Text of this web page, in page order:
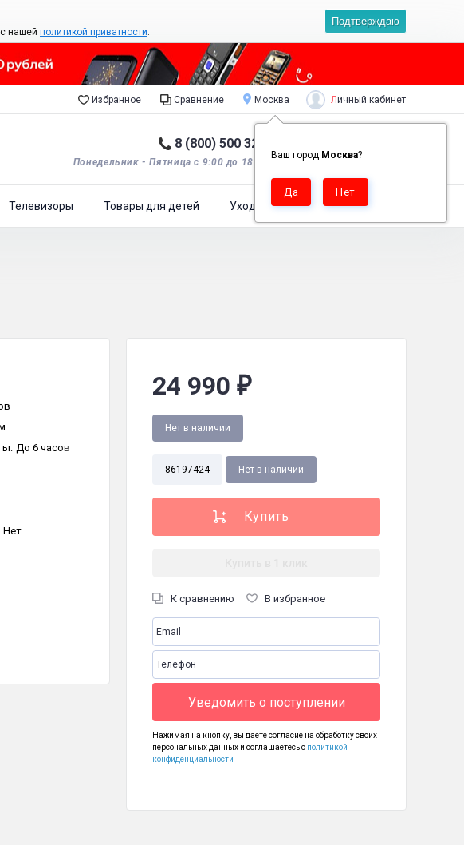
нашей политикой приватности.
Подтверждаю
Избранное Сравнение Москва
Ваш город Москва?
Личный кабинет
8 (800) 500 32 90
Понедельник - Пятница с 9:00 до 18:00*.
0 Корзина пуста
Телевизоры Товары для детей Уход за одеждой
24 990 ₽
Нет в наличии
86197424 Нет в наличии
К сравнению В избранное
Уведомить о поступлении
Нажимая на кнопку, вы даете согласие на обработку своих
персональных данных и соглашаетесь с политикой
конфиденциальности
До 6 часов
Нет
акустика, AUX кабель, кабель для зарядки, беспроводной микрофон, пульт ДУ,